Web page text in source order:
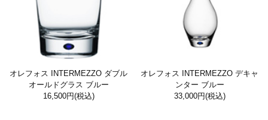
オレフォス INTERMEZZO ダブル
オールドグラス ブルー
16,500円(税込)
オレフォス INTERMEZZO デキャ
ンター ブルー
33,000円(税込)